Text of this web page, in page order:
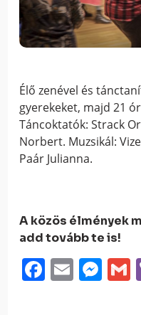
Élő zenével és
gyerekeket, majd 21
Táncoktatók: Strack
Norbert. Muzsikál:
Paár Julianna.
A közös élmények
add tovább te is!
Email